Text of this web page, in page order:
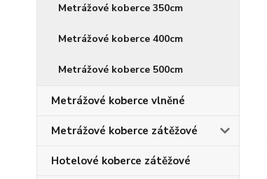
Metrážové koberce 350cm
Metrážové koberce 400cm
Metrážové koberce 500cm
Metrážové koberce vlněné
Metrážové koberce zátěžové
Hotelové koberce zátěžové